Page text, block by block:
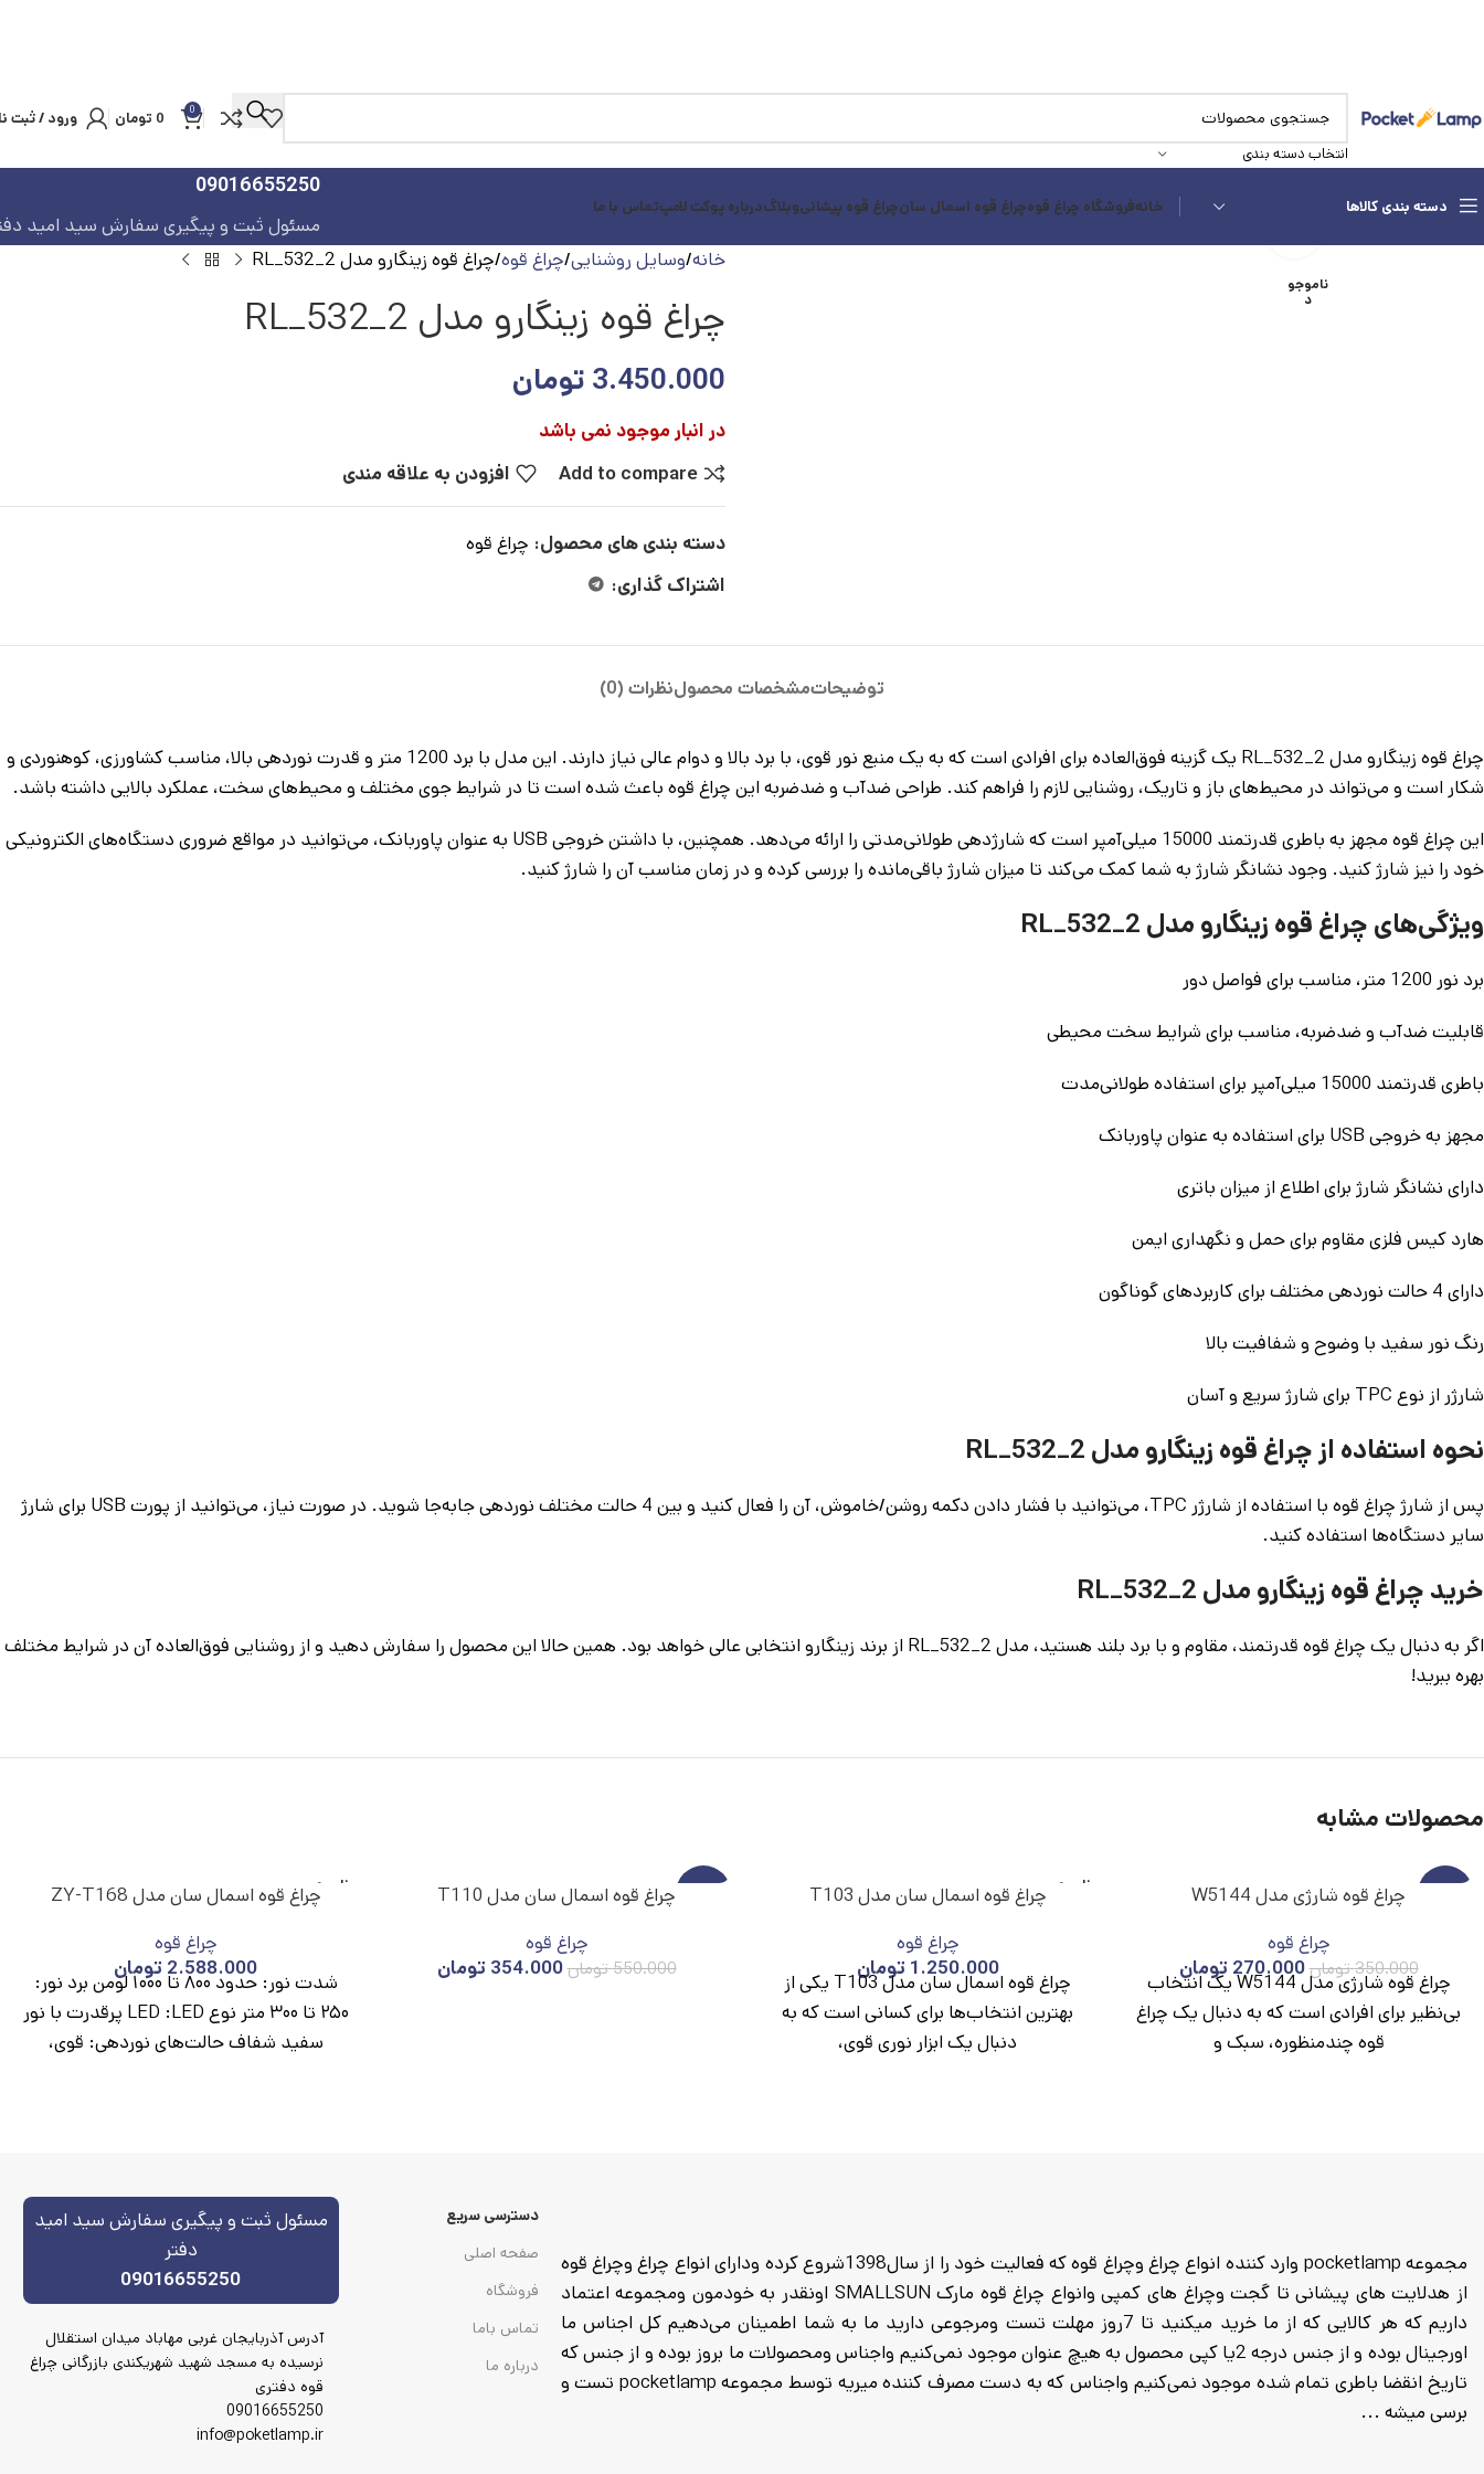
انتخاب دسته بندی
0
0 تومان ورود / ثبت
دسته بندی کالاها خانهفروشگاه چراغ قوهچراغ قوه اسمال سانچراغ قوه پیشانیوبلاگدرباره پوکت لامپتماس با ما
09016655250
مسئول ثبت و پیگیری سفارش سید امید
ناموجو
د
خانه وسایل روشنایی چراغ قوه چراغ قوه زینگارو مدل RL_532_2
چراغ قوه زینگارو مدل RL_532_2
3.450.000 تومان
در انبار موجود نمی باشد
Add to compare
افزودن به علاقه مندی
دسته بندی های محصول: چراغ قوه
اشتراک گذاری:
توضیحاتمشخصات محصولنظرات (0)
چراغ قوه زینگارو مدل RL_532_2 یک گزینه فوق‌العاده برای افرادی است که به یک منبع نور قوی، با برد بالا و دوام عالی نیاز دارند. این مدل با برد 1200 متر و قدرت نوردهی بالا، مناسب کشاورزی، کوهنوردی و
شکار است و می‌تواند در محیط‌های باز و تاریک، روشنایی لازم را فراهم کند. طراحی ضدآب و ضدضربه این چراغ قوه باعث شده است تا در شرایط جوی مختلف و محیط‌های سخت، عملکرد بالایی داشته باشد.
این چراغ قوه مجهز به باطری قدرتمند 15000 میلی‌آمپر است که شارژدهی طولانی‌مدتی را ارائه می‌دهد. همچنین، با داشتن خروجی USB به عنوان پاوربانک، می‌توانید در مواقع ضروری دستگاه‌های الکترونیکی
خود را نیز شارژ کنید. وجود نشانگر شارژ به شما کمک می‌کند تا میزان شارژ باقی‌مانده را بررسی کرده و در زمان مناسب آن را شارژ کنید.
ویژگی‌های چراغ قوه زینگارو مدل RL_532_2
برد نور 1200 متر، مناسب برای فواصل دور
قابلیت ضدآب و ضدضربه، مناسب برای شرایط سخت محیطی
باطری قدرتمند 15000 میلی‌آمپر برای استفاده طولانی‌مدت
مجهز به خروجی USB برای استفاده به عنوان پاوربانک
دارای نشانگر شارژ برای اطلاع از میزان باتری
هارد کیس فلزی مقاوم برای حمل و نگهداری ایمن
دارای 4 حالت نوردهی مختلف برای کاربردهای گوناگون
رنگ نور سفید با وضوح و شفافیت بالا
شارژر از نوع TPC برای شارژ سریع و آسان
نحوه استفاده از چراغ قوه زینگارو مدل RL_532_2
پس از شارژ چراغ قوه با استفاده از شارژر TPC، می‌توانید با فشار دادن دکمه روشن/خاموش، آن را فعال کنید و بین 4 حالت مختلف نوردهی جابه‌جا شوید. در صورت نیاز، می‌توانید از پورت USB برای شارژ
سایر دستگاه‌ها استفاده کنید.
خرید چراغ قوه زینگارو مدل RL_532_2
اگر به دنبال یک چراغ قوه قدرتمند، مقاوم و با برد بلند هستید، مدل RL_532_2 از برند زینگارو انتخابی عالی خواهد بود. همین حالا این محصول را سفارش دهید و از روشنایی فوق‌العاده آن در شرایط مختلف
بهره ببرید!
محصولات مشابه
چراغ قوه شارژی مدل W5144
چراغ قوه
350.000تومان270.000 تومان
چراغ قوه شارژی مدل W5144 یک انتخاب
بی‌نظیر برای افرادی است که به دنبال یک چراغ
قوه چندمنظوره، سبک و
ناموج
چراغ قوه اسمال سان مدل T103
چراغ قوه
1.250.000 تومان
چراغ قوه اسمال سان مدل T103 یکی از
بهترین انتخاب‌ها برای کسانی است که به
دنبال یک ابزار نوری قوی،
چراغ قوه اسمال سان مدل T110
چراغ قوه
550.000تومان354.000 تومان
ناموجچراغ قوه اسمال سان مدل ZY-T168
چراغ قوه
2.588.000 تومان
شدت نور: حدود ۸۰۰ تا ۱۰۰۰ لومن برد نور:
۲۵۰ تا ۳۰۰ متر نوع LED :LED پرقدرت با نور
سفید شفاف حالت‌های نوردهی: قوی،
بدنه: آلومینیوم مقاوم مقاومت: مقاوم در
برابر پاشش آب و ضربه
مجموعه pocketlamp وارد کننده انواع چراغ وچراغ قوه که فعالیت خود را از سال1398شروع کرده ودارای انواع چراغ وچراغ قوه
از هدلایت های پیشانی تا گجت وچراغ های کمپی وانواع چراغ قوه مارک SMALLSUN اونقدر به خودمون ومجموعه اعتماد
داریم که هر کالایی که از ما خرید میکنید تا 7روز مهلت تست ومرجوعی دارید ما به شما اطمینان می‌دهیم کل اجناس ما
اورجینال بوده و از جنس درجه 2یا کپی محصول به هیچ عنوان موجود نمی‌کنیم واجناس ومحصولات ما بروز بوده و از جنس که
تاریخ انقضا باطری تمام شده موجود نمی‌کنیم واجناس که به دست مصرف کننده میریه توسط مجموعه pocketlamp تست و
برسی میشه ...
دسترسی سریع
صفحه اصلی
فروشگاه
تماس باما
درباره ما
مسئول ثبت و پیگیری سفارش سید امید
دفتر
09016655250
آدرس آذربایجان غربی مهاباد میدان استقلال
نرسیده به مسجد شهید شهریکندی بازرگانی چراغ
قوه دفتری
09016655250
info@poketlamp.ir